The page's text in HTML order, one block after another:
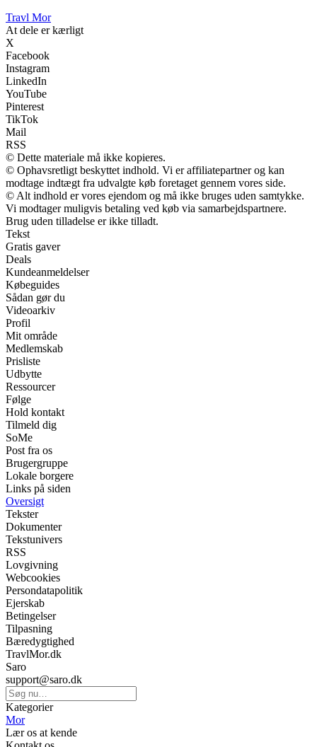
Travl Mor
At dele er kærligt
X
Facebook
Instagram
LinkedIn
YouTube
Pinterest
TikTok
Mail
RSS
© Dette materiale må ikke kopieres.
© Ophavsretligt beskyttet indhold. Vi er affiliatepartner og kan
modtage indtægt fra udvalgte køb foretaget gennem vores side.
© Alt indhold er vores ejendom og må ikke bruges uden samtykke.
Vi modtager muligvis betaling ved køb via samarbejdspartnere.
Brug uden tilladelse er ikke tilladt.
Tekst
Gratis gaver
Deals
Kundeanmeldelser
Købeguides
Sådan gør du
Videoarkiv
Profil
Mit område
Medlemskab
Prisliste
Udbytte
Ressourcer
Følge
Hold kontakt
Tilmeld dig
SoMe
Post fra os
Brugergruppe
Lokale borgere
Links på siden
Oversigt
Tekster
Dokumenter
Tekstunivers
RSS
Lovgivning
Webcookies
Persondatapolitik
Ejerskab
Betingelser
Tilpasning
Bæredygtighed
TravlMor.dk
Saro
support@saro.dk
Kategorier
Mor
Lær os at kende